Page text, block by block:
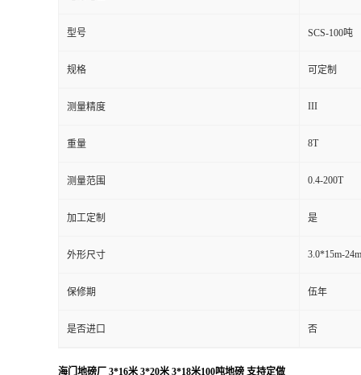
型号 SCS-100吨
规格 可定制
测量精度 III
重量 8T
测量范围 0.4-200T
加工定制 是
外形尺寸 3.0*15m-24m
保修期 伍年
是否进口 否
海门地磅厂 3*16米 3*20米 3*18米100吨地磅 支持定做